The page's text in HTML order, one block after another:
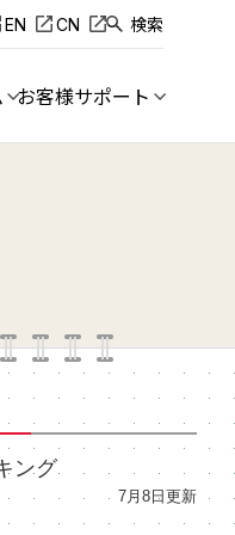
EN CN 検索
お客様サポート
ング
7月8日更新